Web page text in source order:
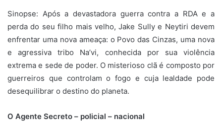
Sinopse: Após a devastadora guerra contra a RDA e a
perda do seu filho mais velho, Jake Sully e Neytiri devem
enfrentar uma nova ameaça: o Povo das Cinzas, uma nova
e agressiva tribo Na’vi, conhecida por sua violência
extrema e sede de poder. O misterioso clã é composto por
guerreiros que controlam o fogo e cuja lealdade pode
desequilibrar o destino do planeta.
O Agente Secreto – policial – nacional